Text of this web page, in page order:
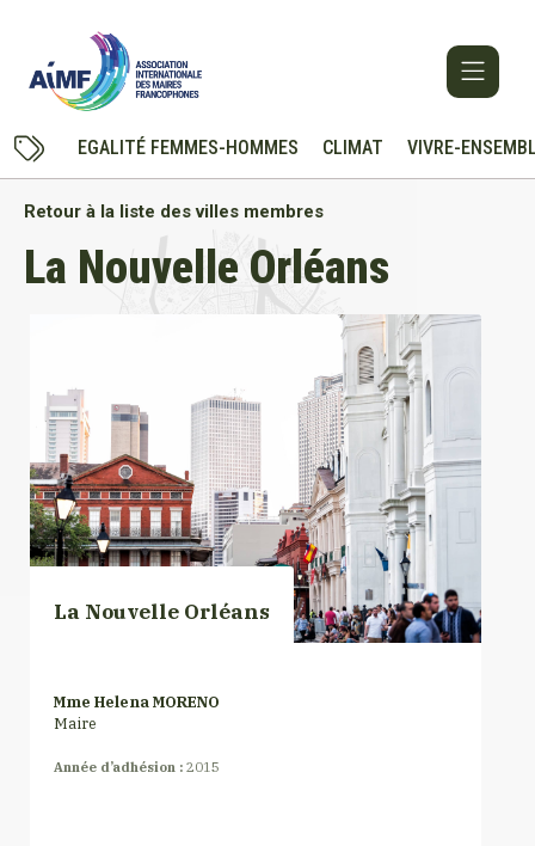
EGALITÉ FEMMES-HOMMES CLIMAT VIVRE-
Retour à la liste des villes membres
La Nouvelle Orléans
La Nouvelle Orléans
Mme Helena MORENO
Maire
Année d’adhésion : 2015